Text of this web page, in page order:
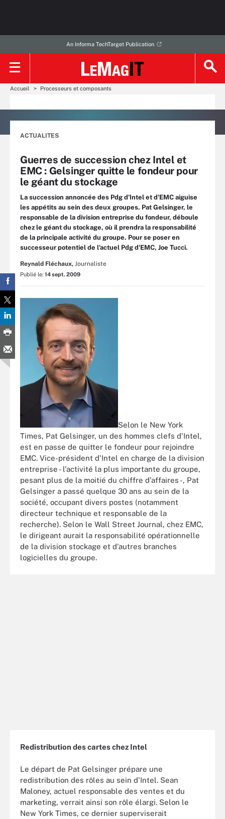
An Informa TechTarget Publication
Accueil Processeurs et composants
ACTUALITES
Guerres de succession chez Intel et
EMC : Gelsinger quitte le fondeur pour
le géant du stockage
La succession annoncée des Pdg d'Intel et d'EMC aiguise
les appétits au sein des deux groupes. Pat Gelsinger, le
responsable de la division entreprise du fondeur, déboule
chez le géant du stockage, où il prendra la responsabilité
de la principale activité du groupe. Pour se poser en
successeur potentiel de l'actuel Pdg d'EMC, Joe Tucci.
Reynald Fléchaux, Journaliste
Publié le: 14 sept. 2009
Selon le New York
Times, Pat Gelsinger, un des hommes clefs d'Intel,
est en passe de quitter le fondeur pour rejoindre
EMC. Vice-président d'Intel en charge de la division
entreprise - l'activité la plus importante du groupe,
pesant plus de la moitié du chiffre d'affaires -, Pat
Gelsinger a passé quelque 30 ans au sein de la
société, occupant divers postes (notamment
directeur technique et responsable de la
recherche). Selon le Wall Street Journal, chez EMC,
le dirigeant aurait la responsabilité opérationnelle
de la division stockage et d'autres branches
logicielles du groupe.
Redistribution des cartes chez Intel
Le départ de Pat Gelsinger prépare une
redistribution des rôles au sein d'Intel. Sean
Maloney, actuel responsable des ventes et du
marketing, verrait ainsi son rôle élargi. Selon le
New York Times, ce dernier superviserait